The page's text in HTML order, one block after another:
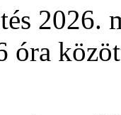
2026.
óra